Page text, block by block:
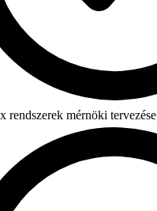
rendszerek mérnöki tervezése